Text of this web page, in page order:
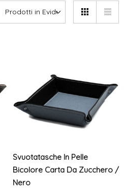
Svuotatasche In Pelle
Bicolore Carta Da Zucchero /
Nero